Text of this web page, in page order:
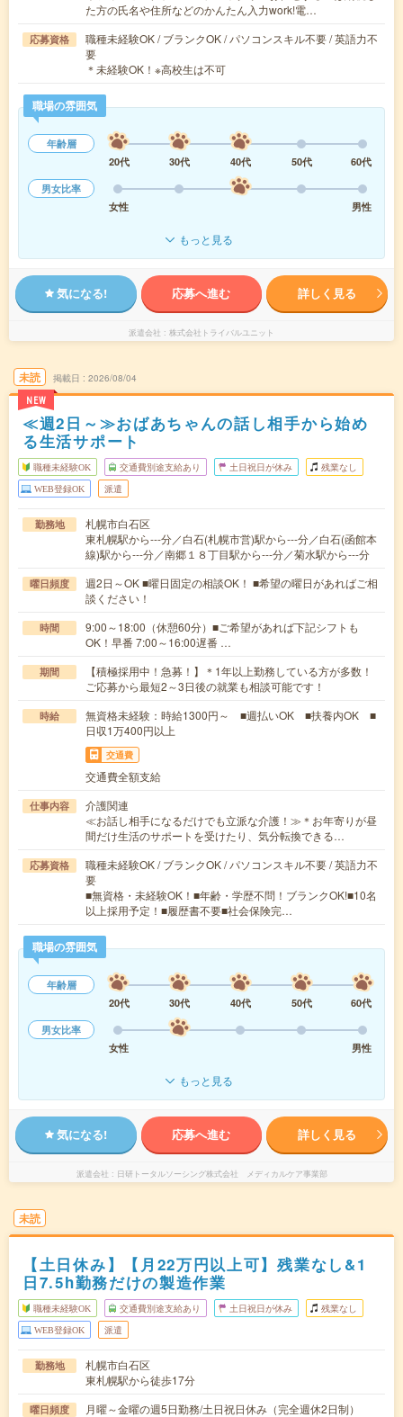
た方の氏名や住所などのかんたん入力work!電…
応募資格
職種未経験OK / ブランクOK / パソコンスキル不要 / 英語力不
要
＊未経験OK！※高校生は不可
職場の雰囲気
年齢層
20代
30代 40代 50代
60代
男女比率
女性
男性
もっと見る
気になる! 応募へ進む 詳しく見る
派遣会社 株式会社トライバルユニット
未読
NEW
掲載日 2026/08/04
≪週2日～≫おばあちゃんの話し相手から始め
る生活サポート
職種未経験OK 交通費別途支給あり 土日祝日が休み 残業なし
WEB登録OK 派遣
勤務地
札幌市白石区
東札幌駅から---分／白石(札幌市営)駅から---分／白石(函館本
線)駅から---分／南郷１８丁目駅から---分／菊水駅から---分
曜日頻度
週2日～OK ■曜日固定の相談OK！ ■希望の曜日があればご相
談ください！
時間
9:00～18:00（休憩60分）■ご希望があれば下記シフトも
OK！早番 7:00～16:00遅番 …
期間
【積極採用中！急募！】＊1年以上勤務している方が多数！
ご応募から最短2～3日後の就業も相談可能です！
時給
無資格未経験：時給1300円～ ■週払いOK ■扶養内OK ■
日収1万400円以上
交通費
交通費全額支給
仕事内容
介護関連
≪お話し相手になるだけでも立派な介護！≫＊お年寄りが昼
間だけ生活のサポートを受けたり、気分転換できる…
応募資格
職種未経験OK / ブランクOK / パソコンスキル不要 / 英語力不
要
■無資格・未経験OK！■年齢・学歴不問！ブランクOK!■10名
以上採用予定！■履歴書不要■社会保険完…
職場の雰囲気
年齢層
20代
30代 40代 50代
60代
男女比率
女性
男性
もっと見る
気になる! 応募へ進む 詳しく見る
派遣会社 日研トータルソーシング株式会社 メディカルケア事業部
未読
【土日休み】【月22万円以上可】残業なし&1
日7.5h勤務だけの製造作業
職種未経験OK 交通費別途支給あり 土日祝日が休み 残業なし
WEB登録OK 派遣
勤務地
札幌市白石区
東札幌駅から徒歩17分
曜日頻度 月曜～金曜の週5日勤務/土日祝日休み（完全週休2日制）